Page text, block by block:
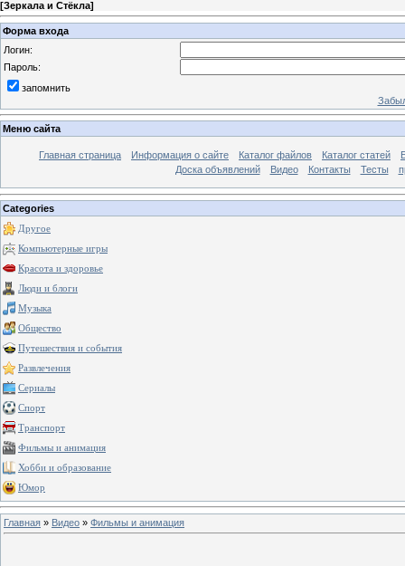
[Зеркала и Стёкла]
Форма входа
Логин:
Пароль:
запомнить
Меню сайта
Главная страница Информация о сайте Каталог файлов Каталог статей
Доска объявлений
Видео Контакты Тесты
Categories
Другое
Компьютерные игры
Красота и здоровье
Люди и блоги
Музыка
Общество
Путешествия и события
Развлечения
Сериалы
Спорт
Транспорт
Фильмы и анимация
Хобби и образование
Юмор
Главная » Видео » Фильмы и анимация